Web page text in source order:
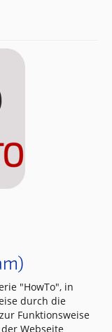
"HowTo", in
durch die
Funktionsweise
Webseite